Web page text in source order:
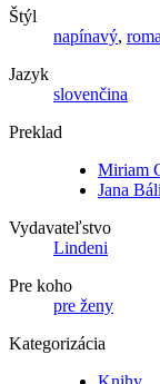
Štýl
napínavý,
Jazyk
slovenčina
Preklad
Miriam
Jana
Vydavateľstvo
Lindeni
Pre koho
pre ženy
Kategorizácia